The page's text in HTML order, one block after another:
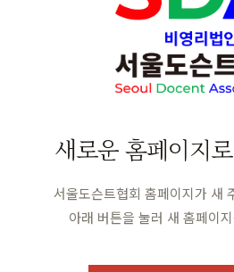
새로운 홈페이지
서울도슨트협회 홈페이지가 새
아래 버튼을 눌러 새 홈페이